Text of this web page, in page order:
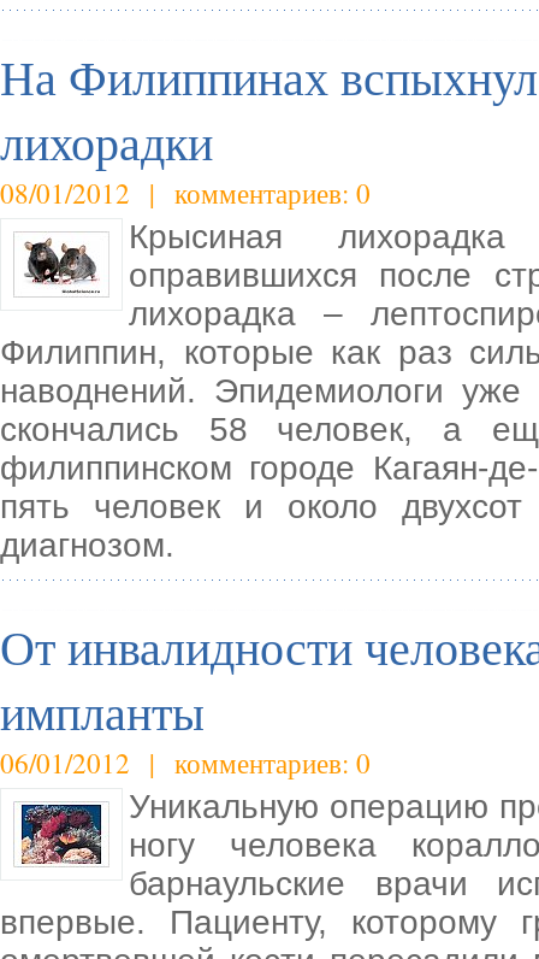
На Филиппинах
лихорадки
08/01/2012 | комментариев: 0
Крысиная
оправившихся после
лихорадка –
Филиппин, которые как раз
наводнений. Эпидемиологи
скончались 58 человек, а
филиппинском городе Кагаян-
пять человек и около
диагнозом.
От инвалидности
импланты
06/01/2012 | комментариев: 0
Уникальную операцию
ногу человека
барнаульские врачи
впервые. Пациенту, которому